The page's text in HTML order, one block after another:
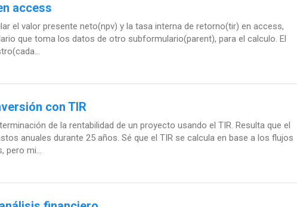
access
el valor presente neto(npv) y la tasa interna de retorno(tir) en access,
que toma los datos de otro subformulario(parent), para el calculo. El
con TIR
de la rentabilidad de un proyecto usando el TIR. Resulta que el
anuales durante 25 años. Sé que el TIR se calcula en base a los flujos
pero mi...